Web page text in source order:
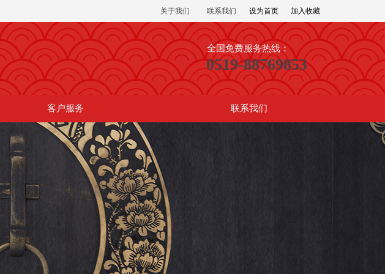
设为首页 加入收藏
联系我们
关于我们
全国免费服务热线：
0519-88769853
客户服务 联系我们